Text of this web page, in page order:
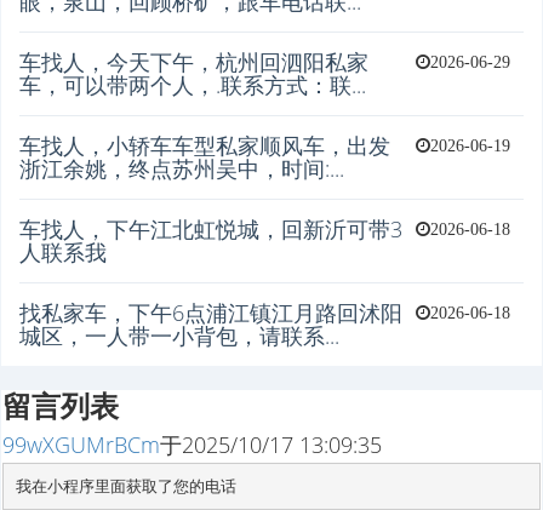
2026-06-29
车找人，今天下午，杭州回泗阳私家
车，可以带两个人，.联系方式：联...
2026-06-19
车找人，小轿车车型私家顺风车，出发
浙江余姚，终点苏州吴中，时间:...
2026-06-18
车找人，下午江北虹悦城，回新沂可带3
人联系我
2026-06-18
找私家车，下午6点浦江镇江月路回沭阳
城区，一人带一小背包，请联系...
留言列表
99wXGUMrBCm于2025/10/17 13:09:35
我在小程序里面获取了您的电话